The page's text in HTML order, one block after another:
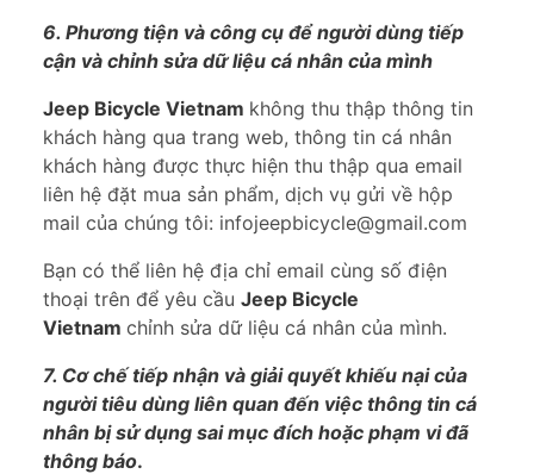
6. Phương tiện và công cụ để người dùng tiếp
cận và chỉnh sửa dữ liệu cá nhân của mình
Jeep Bicycle Vietnam không thu thập thông tin
khách hàng qua trang web, thông tin cá nhân
khách hàng được thực hiện thu thập qua email
liên hệ đặt mua sản phẩm, dịch vụ gửi về hộp
mail của chúng tôi: infojeepbicycle@gmail.com
Bạn có thể liên hệ địa chỉ email cùng số điện
thoại trên để yêu cầu Jeep Bicycle
Vietnam chỉnh sửa dữ liệu cá nhân của mình.
7. Cơ chế tiếp nhận và giải quyết khiếu nại của
người tiêu dùng liên quan đến việc thông tin cá
nhân bị sử dụng sai mục đích hoặc phạm vi đã
thông báo.